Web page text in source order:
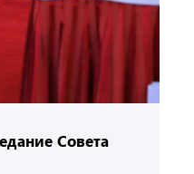
Совета